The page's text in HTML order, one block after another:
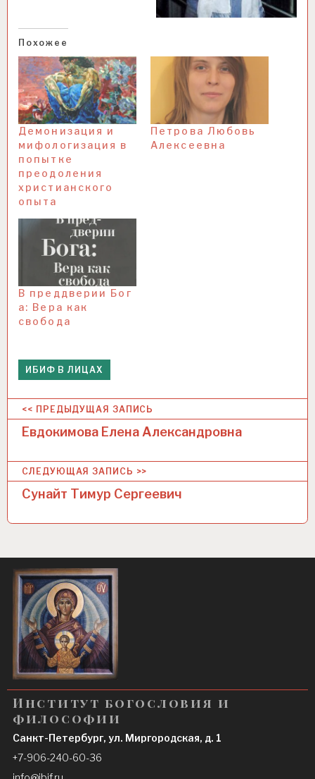
Похожее
Демонизация и
мифологизация в
попытке
преодоления
христианского
опыта
Петрова Любовь
Алексеевна
В преддверии Бог
а: Вера как
свобода
ИБИФ В ЛИЦАХ
Н
в
и
а
и
я
п
о
з
а
п
и
с
<< ПРЕДЫДУЩАЯ ЗАПИСЬ
Евдокимова Елена Александровна
СЛЕДУЮЩАЯ ЗАПИСЬ >>
Сунайт Тимур Сергеевич
Институт богословия и
философии
Санкт-Петербург, ул. Миргородская, д. 1
+7-906-240-60-36